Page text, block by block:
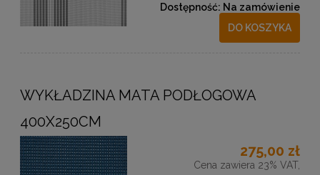
Dostępność: Na zamówienie
DO KOSZYKA
WYKŁADZINA MATA PODŁOGOWA
400X250CM
275,00 zł
Cena zawiera 23% VAT,